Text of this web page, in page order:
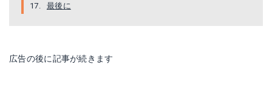
最後に
広告の後に記事が続きます